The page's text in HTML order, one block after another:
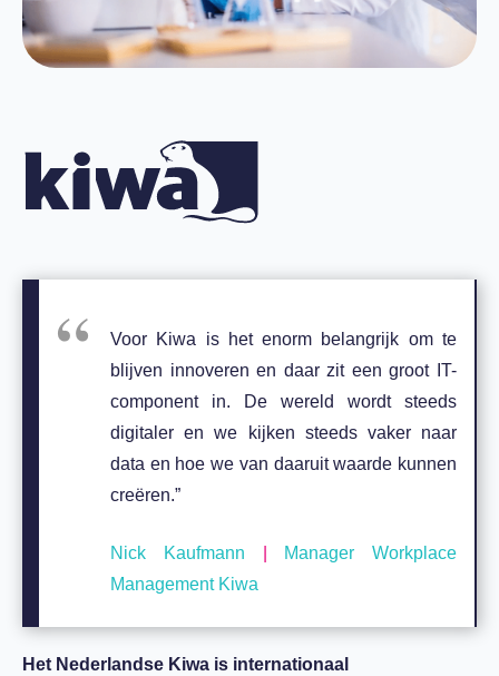
Voor Kiwa is het enorm belangrijk om te
blijven innoveren en daar zit een groot IT-
component in. De wereld wordt steeds
digitaler en we kijken steeds vaker naar
data en hoe we van daaruit waarde kunnen
creëren.”
Nick Kaufmann
Manager Workplace
Management Kiwa
Het Nederlandse Kiwa is internationaal